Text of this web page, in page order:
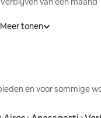
Meer tonen
en voor sommige